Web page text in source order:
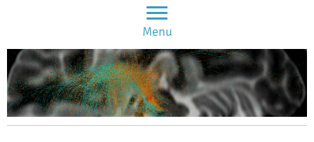
Menu